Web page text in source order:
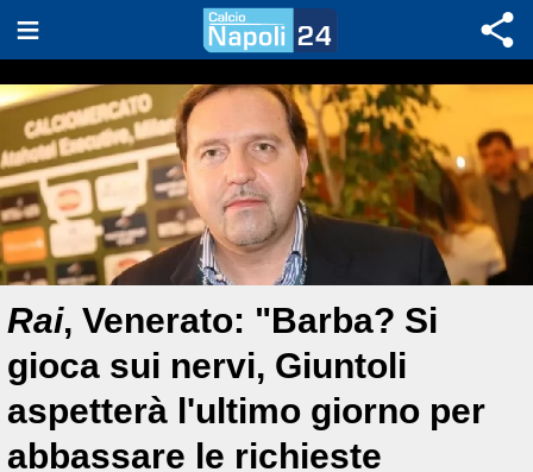
Rai, Venerato: "Barba? Si
gioca sui nervi, Giuntoli
aspetterà l'ultimo giorno per
abbassare le richieste